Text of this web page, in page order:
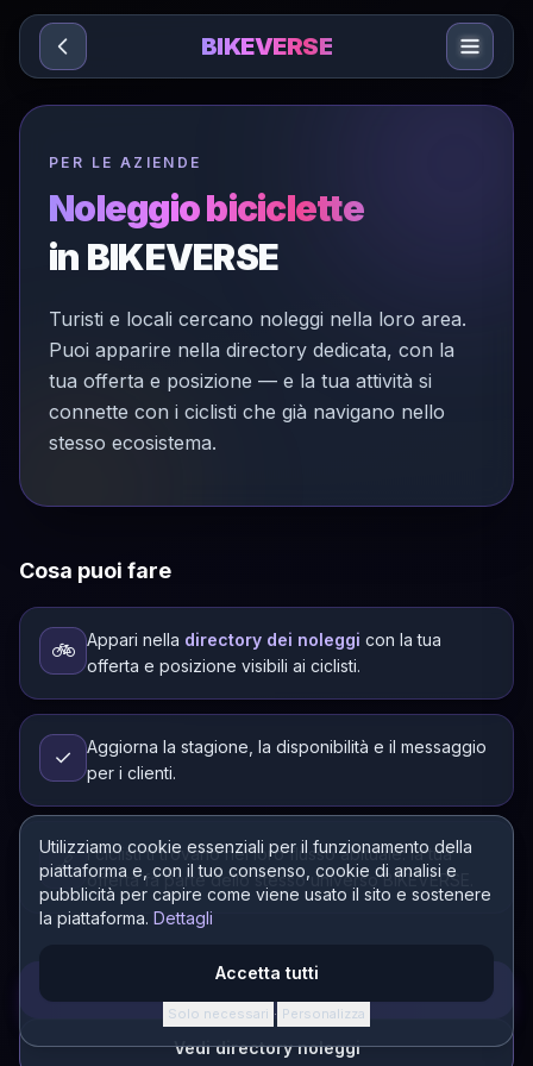
Sari la conținut
Utilizziamo cookie essenziali per il funzionamento della
piattaforma e, con il tuo consenso, cookie di analisi e
pubblicità per capire come viene usato il sito e sostenere
la piattaforma. Dettagli
Accetta tutti
Solo necessari · Personalizza
BIKEVERSE
PER LE AZIENDE
Noleggio biciclette
in BIKEVERSE
Turisti e locali cercano noleggi nella loro area.
Puoi apparire nella directory dedicata, con la
tua offerta e posizione — e la tua attività si
connette con i ciclisti che già navigano nello
stesso ecosistema.
Cosa puoi fare
🚲 Appari nella directory dei noleggi con la tua
offerta e posizione visibili ai ciclisti.
✓
Aggiorna la stagione, la disponibilità e il messaggio
per i clienti.
🔗
I ciclisti ti trovano nel loro flusso abituale: la tua
offerta fa parte dello stesso universo BIKEVERSE.
Vedi directory noleggi